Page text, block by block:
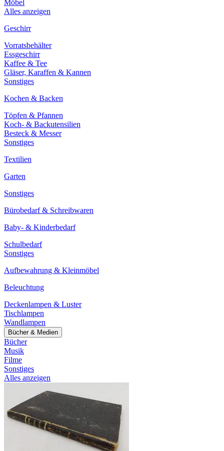
Möbel
Alles anzeigen
Geschirr
Vorratsbehälter
Essgeschirr
Kaffee & Tee
Gläser, Karaffen & Kannen
Sonstiges
Kochen & Backen
Töpfen & Pfannen
Koch- & Backutensilien
Besteck & Messer
Sonstiges
Textilien
Garten
Sonstiges
Bürobedarf & Schreibwaren
Baby- & Kinderbedarf
Schulbedarf
Sonstiges
Aufbewahrung & Kleinmöbel
Beleuchtung
Deckenlampen & Luster
Tischlampen
Wandlampen
Bücher & Medien
Bücher
Musik
Filme
Sonstiges
Alles anzeigen